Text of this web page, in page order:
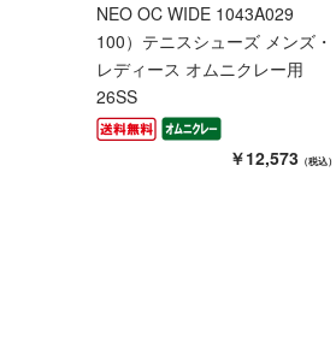
NEO OC WIDE 1043A029
100）テニスシューズ メンズ・
レディース オムニクレー用
26SS
￥12,573 （税込）